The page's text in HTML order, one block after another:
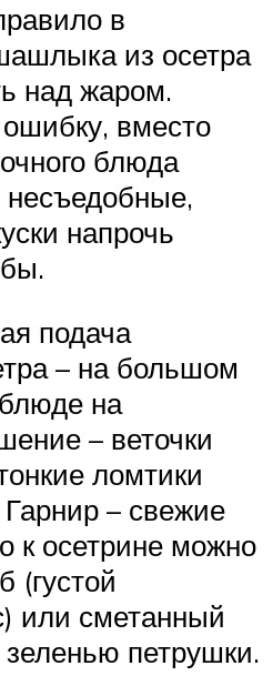
в
из осетра
над жаром.
вместо
блюда
напрочь
подача
– на большом
на
– веточки
ломтики
– свежие
к осетрине можно
(густой
или сметанный
петрушки.